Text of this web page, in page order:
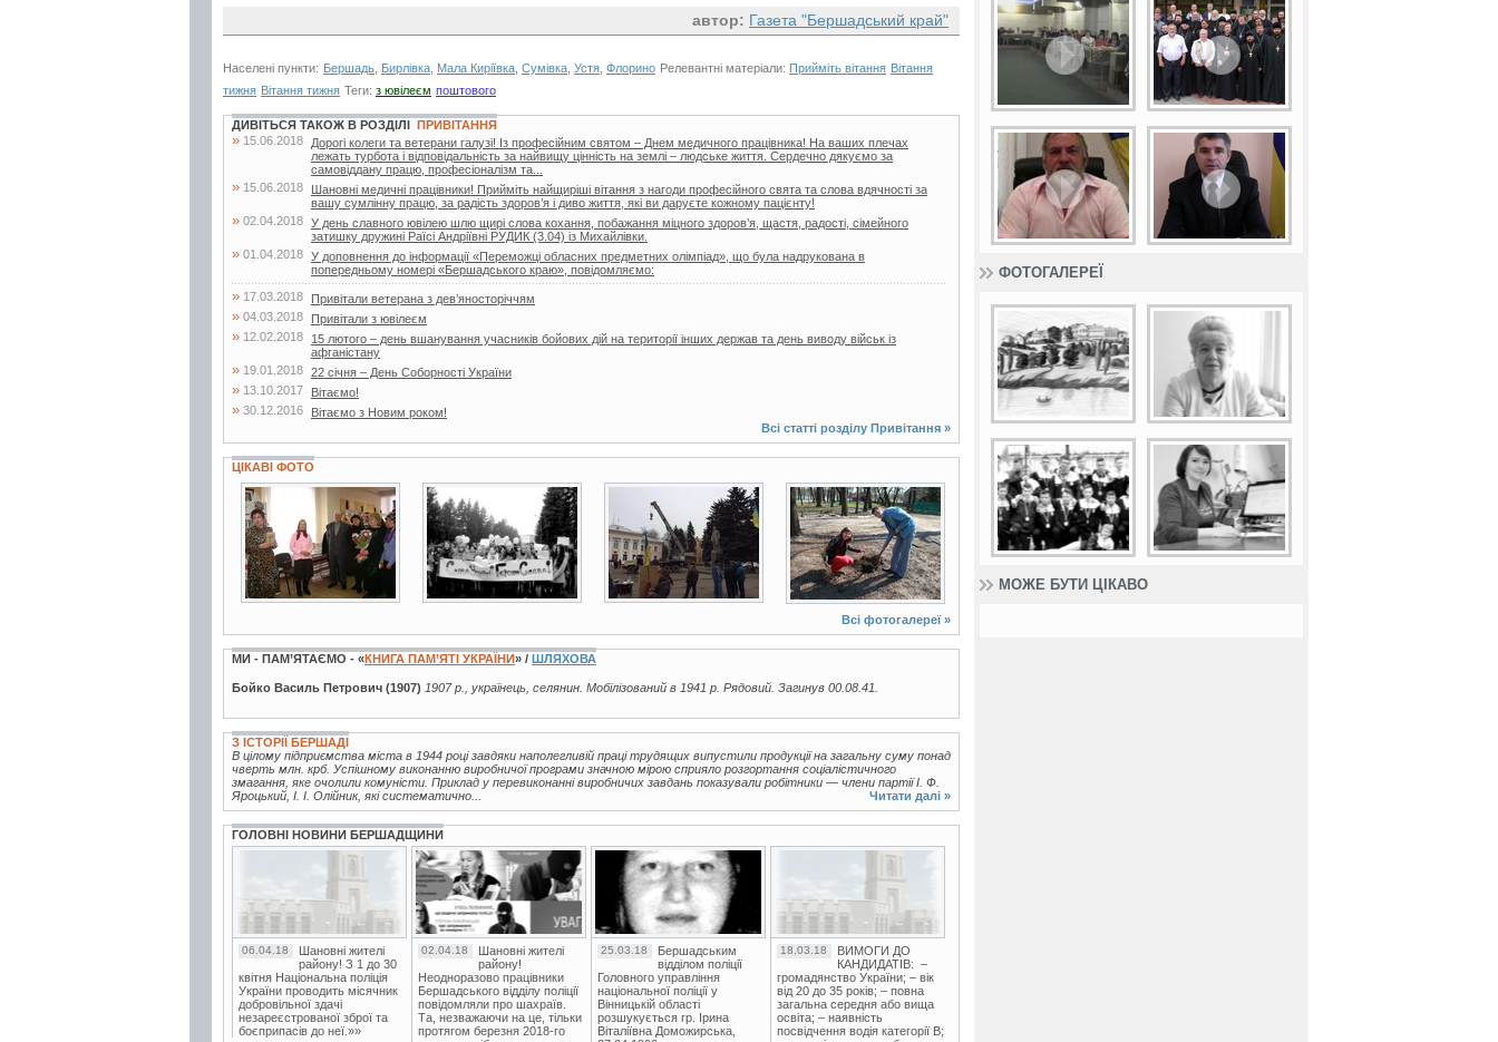
автор: Газета "Бершадський край"
Населені пункти: Бершадь Бирлівка Мала Киріївка Сумівка Устя Флорино Релевантні матеріали: Прийміть вітання Вітання
тижня Вітання тижня Теги: з ювілеєм поштового
ДИВІТЬСЯ ТАКОЖ В РОЗДІЛІ ПРИВІТАННЯ
» 15.06.2018
Дорогі колеги та ветерани галузі! Із професійним святом – Днем медичного працівника! На ваших плечах
лежать турбота і відповідальність за найвищу цінність на землі – людське життя. Сердечно дякуємо за
самовіддану працю, професіоналізм та...
» 15.06.2018
Шановні медичні працівники! Прийміть найщиріші вітання з нагоди професійного свята та слова вдячності за
вашу сумлінну працю, за радість здоров’я і диво життя, які ви даруєте кожному пацієнту!
» 02.04.2018 У день славного ювілею шлю щирі слова кохання, побажання міцного здоров’я, щастя, радості, сімейного
затишку дружині Раїсі Андріївні РУДИК (3.04) із Михайлівки.
» 01.04.2018 У доповнення до інформації «Переможці обласних предметних олімпіад», що була надрукована в
попередньому номері «Бершадського краю», повідомляємо:
» 17.03.2018 Привітали ветерана з дев’яносторіччям
» 04.03.2018 Привітали з ювілеєм
» 12.02.2018
15 лютого – день вшанування учасників бойових дій на території інших держав та день виводу військ із
афганістану
» 19.01.2018 22 січня – День Соборності України
» 13.10.2017 Вітаємо!
» 30.12.2016
Вітаємо з Новим роком!
Всі статті розділу Привітання »
ЦІКАВІ ФОТО
2 фото 3 фото 9 фото
Всі фотогалереї »
МИ - ПАМ’ЯТАЄМО - «КНИГА ПАМ’ЯТІ УКРАЇНИ» / ШЛЯХОВА
Бойко Василь Петрович (1907) 1907 р., українець, селянин. Мобілізований в 1941 р. Рядовий. Загинув 00.08.41.
З ІСТОРІЇ БЕРШАДІ
В цілому підприємства міста в 1944 році завдяки наполегливій праці трудящих випустили продукції на загальну суму понад
чверть млн. крб. Успішному виконанню виробничої програми значною мірою сприяло розгортання соціалістичного
змагання, яке очолили комуністи. Приклад у перевиконанні виробничих завдань показували робітники — члени партії І. Ф.
Яроцький, І. І. Олійник, які систематично...
Читати далі »
ГОЛОВНІ НОВИНИ БЕРШАДЩИНИ
06.04.18
Шановні жителі
району! З 1 до 30
квітня Національна поліція
України проводить місячник
добровільної здачі
незареєстрованої зброї та
боєприпасів до неї.»»
02.04.18
Шановні жителі
району!
Неодноразово працівники
Бершадського відділу поліції
повідомляли про шахраїв.
Та, незважаючи на це, тільки
протягом березня 2018-го
25.03.18
Бершадським
відділом поліції
Головного управління
національної поліції у
Вінницькій області
розшукується гр. Ірина
Віталіївна Доможирська,
18.03.18
ВИМОГИ ДО
КАНДИДАТІВ: –
громадянство України; – вік
від 20 до 35 років; – повна
загальна середня або вища
освіта; – наявність
посвідчення водія категорії В;
ФОТОГАЛЕРЕЇ
МОЖЕ БУТИ ЦІКАВО